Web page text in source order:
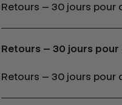
Retours — 30 jours pour
Retours — 30 jours
Retours — 30 jours pour